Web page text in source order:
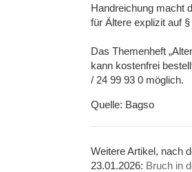
Handreichung macht
für Ältere explizit auf
Das Themenheft
kann kostenfrei
/ 24 99 93 0 möglich.
Quelle: Bagso
Weitere Artikel, nach
23.01.2026: Bruch in